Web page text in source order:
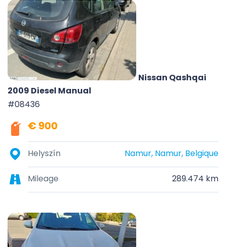
Nissan Qashqai
2009 Diesel Manual
#08436
€ 900
Helyszín Namur, Namur, Belgique
Mileage 289.474 km